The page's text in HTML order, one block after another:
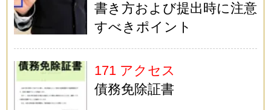
書き方および提出時に注意
すべきポイント
171 アクセス
債務免除証書